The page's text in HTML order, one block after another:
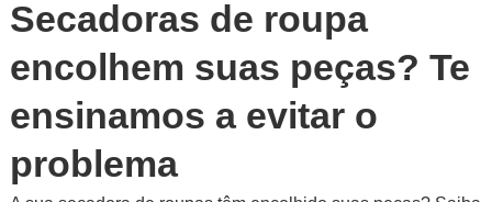
Secadoras de roupa
encolhem suas peças? Te
ensinamos a evitar o
problema